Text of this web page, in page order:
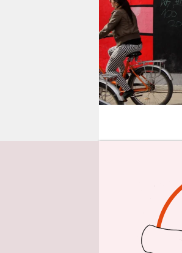
unterstützen
abo
genossenschaft
epaper login